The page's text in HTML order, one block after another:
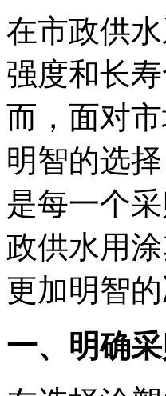
在市政供
强度和长
而，面对
明智的选
是每一个
政供水用
更加明智的
一、明确